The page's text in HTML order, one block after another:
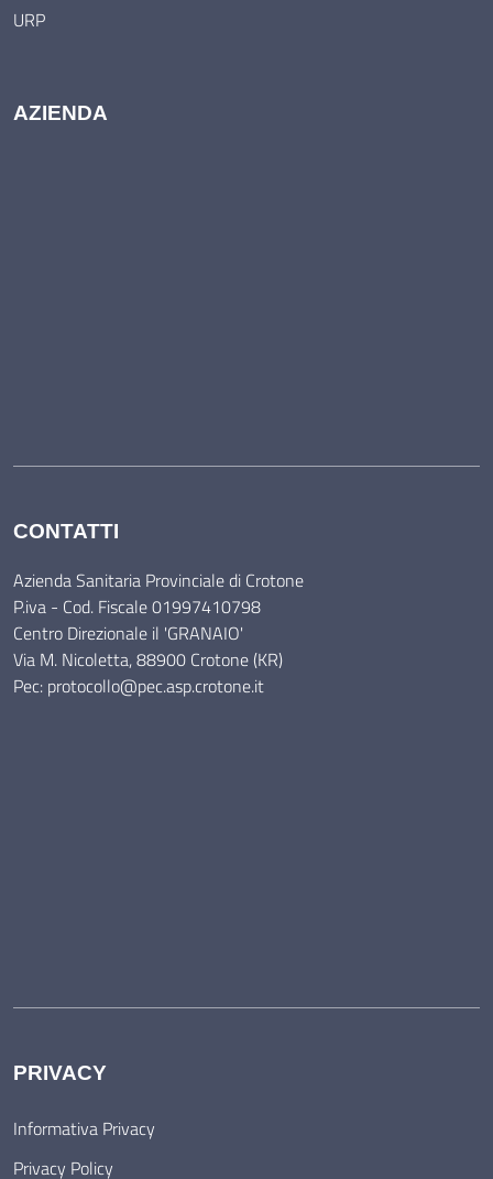
URP
AZIENDA
CONTATTI
Azienda Sanitaria Provinciale di Crotone
P.iva - Cod. Fiscale 01997410798
Centro Direzionale il 'GRANAIO'
Via M. Nicoletta, 88900 Crotone (KR)
Pec: protocollo@pec.asp.crotone.it
PRIVACY
Informativa Privacy
Privacy Policy